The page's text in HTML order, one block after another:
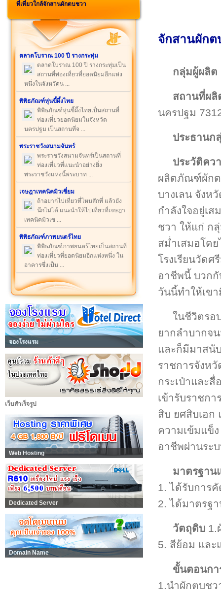
ที่เที่ยวใกล้จักสานผักตบชวา
ตลาดโบราณ 100 ปี รางกระทุ่ม
ตลาดโบราณ 100 ปี รางกระทุ่มเป็น
สถานที่ท่องเที่ยวที่ยอดนิยมอีกแห่ง
หนึ่งในจังหวัดน ...
พิพิธภัณฑ์หุ่นขี้ผึ้งไทย
พิพิธภัณฑ์หุ่นขี้ผึ้งไทยเป็นสถานที่
ท่องเที่ยวยอดนิยมในจังหวัด
นครปฐม เป็นสถานที่จ ...
พระราชวังสนามจันทร์
พระราชวังสนามจันทร์เป็นสถานที่
ท่องเที่ยวที่แนะนำอย่างยิ่ง
พระราชวังแห่งนี้พระบาท ...
เจษฎาเทคนิคมิวเซี่ยม
ถ้าอยากไปเที่ยวที่ไหนสักที่ แล้วยัง
นึกไม่ได้ แนะนำให้ไปเที่ยวที่เจษฎา
เทคนิคมิวเซ ...
พิพิธภัณฑ์ภาพยนตร์ไทย
พิพิธภัณฑ์ภาพยนตร์ไทยเป็นสถานที่
ท่องเที่ยวที่ยอดนิยมอีกแห่งหนึ่ง ใน
อาคารซึ่งเป็น ...
จองโรงแรม
เว็บสำเร็จรูป
Web Hosting
Dedicated Server
Domain Name
จักสานผัก
กลุ่มผู้ผลิต
สถานที่ผลิ
นครปฐม
ประธานก
ประวัติคว
ผลิตภัณฑ์ผักต
บางเลน จังห
กำลังใจอยู่เ
ชวา ให้แก่ ก
สม่ำเสมอโด
โรงเรียนวัด
อาชีพนี้ บวก
วันนี้ทำให้เข
ในชีวิตรอ
ยากลำบากจ
และก็มีมาสนั
ราชการจังห
กระเป๋าและ
เข้ารับราชก
สิบ ยศสิบเอ
ความเข้มแข็
อาชีพผ่านระ
มาตรฐาน
1. ได้รับการ
2. ได้มาตรฐ
วัตถุดิบ 1.
5. สีย้อม และ
ขั้นตอนกา
1.นำผักตบช